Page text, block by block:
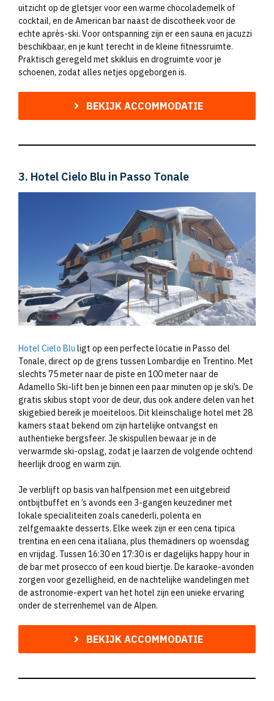
uitzicht op de gletsjer voor een warme chocolademelk of
cocktail, en de American bar naast de discotheek voor de
echte après-ski. Voor ontspanning zijn er een sauna en jacuzzi
beschikbaar, en je kunt terecht in de kleine fitnessruimte.
Praktisch geregeld met skikluis en drogruimte voor je
schoenen, zodat alles netjes opgeborgen is.
BEKIJK ACCOMMODATIE
3. Hotel Cielo Blu in Passo Tonale
Hotel Cielo Blu ligt op een perfecte locatie in Passo del
Tonale, direct op de grens tussen Lombardije en Trentino. Met
slechts 75 meter naar de piste en 100 meter naar de
Adamello Ski-lift ben je binnen een paar minuten op je ski’s. De
gratis skibus stopt voor de deur, dus ook andere delen van het
skigebied bereik je moeiteloos. Dit kleinschalige hotel met 28
kamers staat bekend om zijn hartelijke ontvangst en
authentieke bergsfeer. Je skispullen bewaar je in de
verwarmde ski-opslag, zodat je laarzen de volgende ochtend
heerlijk droog en warm zijn.
Je verblijft op basis van halfpension met een uitgebreid
ontbijtbuffet en ’s avonds een 3-gangen keuzediner met
lokale specialiteiten zoals canederli, polenta en
zelfgemaakte desserts. Elke week zijn er een cena tipica
trentina en een cena italiana, plus themadiners op woensdag
en vrijdag. Tussen 16:30 en 17:30 is er dagelijks happy hour in
de bar met prosecco of een koud biertje. De karaoke-avonden
zorgen voor gezelligheid, en de nachtelijke wandelingen met
de astronomie-expert van het hotel zijn een unieke ervaring
onder de sterrenhemel van de Alpen.
BEKIJK ACCOMMODATIE